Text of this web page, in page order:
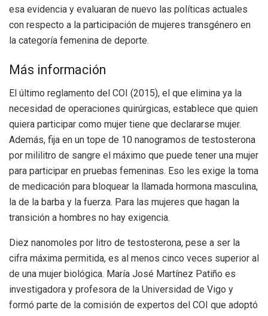
esa evidencia y evaluaran de nuevo las políticas actuales
con respecto a la participación de mujeres transgénero en
la categoría femenina de deporte.
Más información
El último reglamento del COI (2015), el que elimina ya la
necesidad de operaciones quirúrgicas, establece que quien
quiera participar como mujer tiene que declararse mujer.
Además, fija en un tope de 10 nanogramos de testosterona
por mililitro de sangre el máximo que puede tener una mujer
para participar en pruebas femeninas. Eso les exige la toma
de medicación para bloquear la llamada hormona masculina,
la de la barba y la fuerza. Para las mujeres que hagan la
transición a hombres no hay exigencia.
Diez nanomoles por litro de testosterona, pese a ser la
cifra máxima permitida, es al menos cinco veces superior al
de una mujer biológica. María José Martínez Patiño es
investigadora y profesora de la Universidad de Vigo y
formó parte de la comisión de expertos del COI que adoptó